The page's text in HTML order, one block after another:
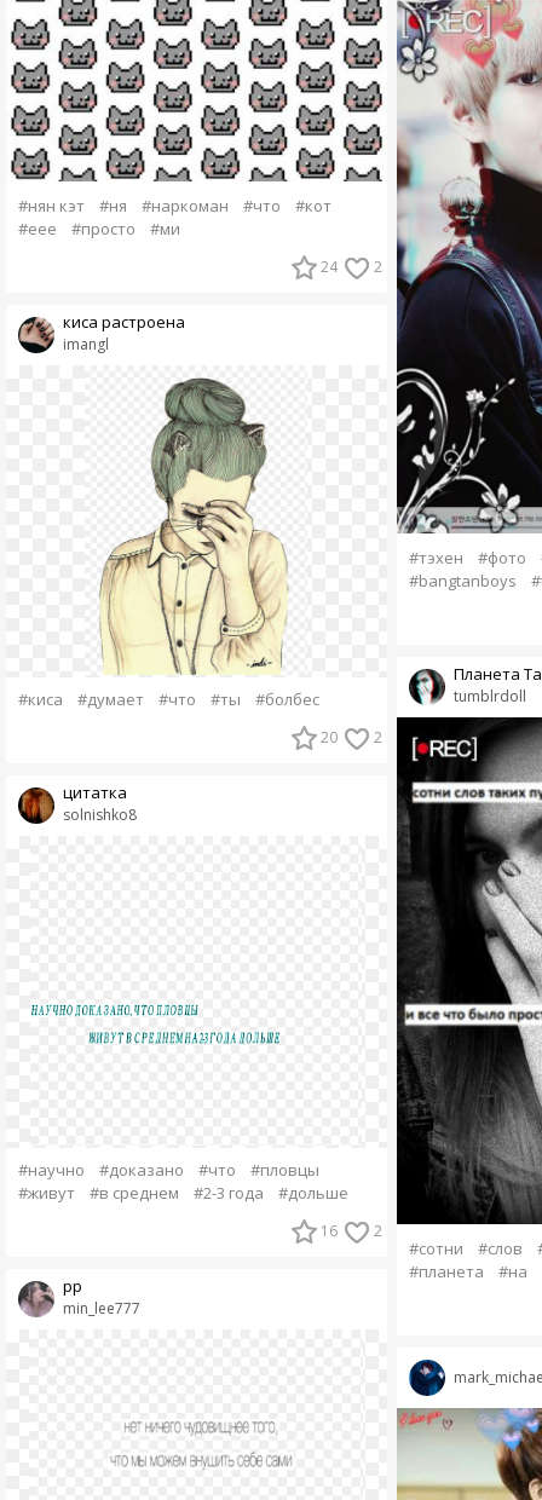
#нян кэт #ня #наркоман #что
#кот
#еее
#просто #ми
24 2
imangl
киса растроена
#киса #думает #что #ты #болбес
20 2
solnishko8
цитатка
#научно #доказано #что
#пловцы
#живут
#в среднем #2-3 года #дольше
16 2
min_lee777
рр
#тэхен #фото
#bangtanboys
tumblrdoll
Планета
#сотни #слов
#планета
#на